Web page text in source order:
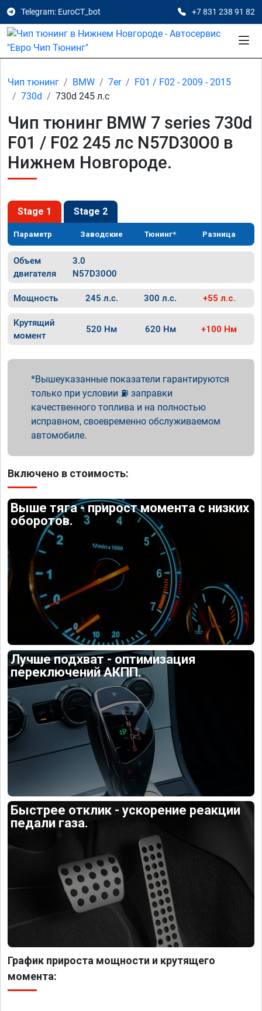
Telegram: EuroCT_bot +7 831 238 91 82
Чип тюнинг BMW 7er
F01 / F02 - 2009 - 2015
730d
730d 245 л.с
Чип тюнинг BMW 7 series 730d
F01 / F02 245 лс N57D30O0 в
Нижнем Новгороде.
Stage 1 Stage 2
Параметр Заводские Тюнинг* Разница
Объем
двигателя
3.0
N57D30O0
Мощность 245 л.с. 300 л.с. +55 л.с.
Крутящий
момент
520 Нм 620 Нм +100 Нм
Вышеуказанные показатели гарантируются
только при условии ⛽ заправки
качественного топлива и на полностью
исправном, своевременно обслуживаемом
автомобиле.
Включено в стоимость:
Выше тяга - прирост момента с низких
оборотов.
Лучше подхват - оптимизация
переключений АКПП.
Быстрее отклик - ускорение реакции
педали газа.
График прироста мощности и крутящего
момента: